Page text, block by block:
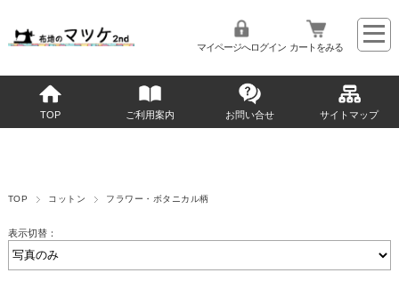
マイページへログイン カートをみる
TOP ご利用案内 お問い合せ サイトマップ
TOP コットン フラワー・ボタニカル柄
表示切替：